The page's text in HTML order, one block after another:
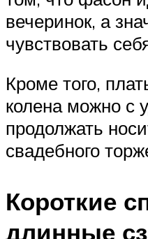
вечеринок, а
чувствовать
Кроме того,
колена можно с
продолжать
свадебного
Короткие
длинные